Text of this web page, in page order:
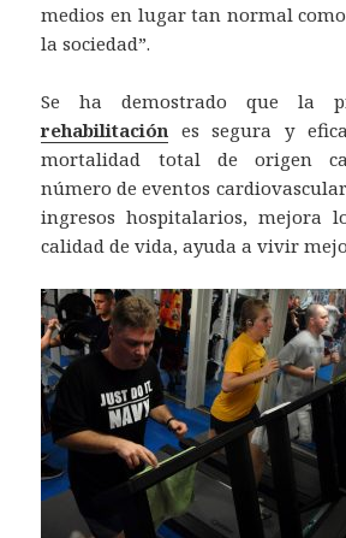
medios en lugar tan normal
la sociedad”.
Se ha demostrado que la
rehabilitación es segura y
mortalidad total de origen
número de eventos
ingresos hospitalarios, mejora
calidad de vida, ayuda a vivir